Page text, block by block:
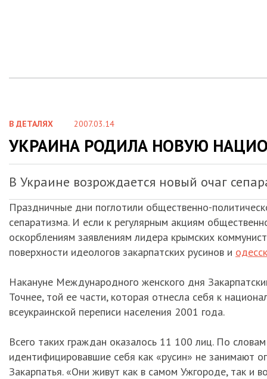
В ДЕТАЛЯХ 2007.03.14
УКРАИНА РОДИЛА НОВУЮ
В Украине возрождается новый очаг
Праздничные дни поглотили общественно-
сепаратизма. И если к регулярным акциям
оскорблениям заявлениям лидера крымских
поверхности идеологов закарпатских русинов и
Накануне Международного женского дня
Точнее, той ее части, которая отнесла себя к
всеукраинской переписи населения 2001 года.
Всего таких граждан оказалось 11 100 лиц. По
идентифицировавшие себя как «русин» не занимают
Закарпатья. «Они живут как в самом Ужгороде, так и